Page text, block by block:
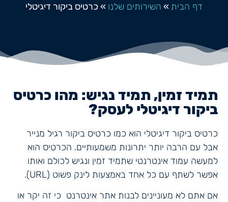
דף הבית » השירותים שלנו » כרטיס ביקור דיגיטלי
תמיד זמין, תמיד נגיש: מהו כרטיס
ביקור דיגיטלי לעסק?
כרטיס ביקור דיגיטלי הוא כמו כרטיס ביקור רגיל מנייר
אבל עם הרבה יותר יתרונות משמעותיים. הכרטיס הוא
למעשה עמוד אינטרנטי שתמיד זמין ונגיש לכולם ואותו
אפשר לשתף עם כל אחד באמצעות לינק פשוט (URL).
אם אתם לא מעוניינים לבנות אתר אינטרנט כי זה יקר או